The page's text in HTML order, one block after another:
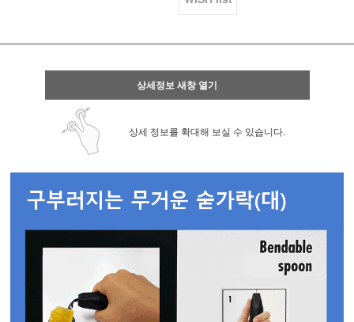
상세정보 새창 열기
상세 정보를 확대해 보실 수 있습니다.